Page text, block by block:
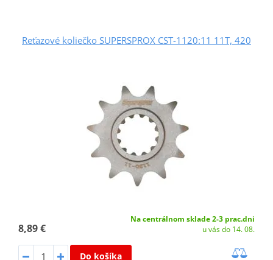
Reťazové koliečko SUPERSPROX CST-1120:11 11T, 420
8,89 €
Na centrálnom sklade 2-3 prac.dni
u vás do 14. 08.
Do košíka